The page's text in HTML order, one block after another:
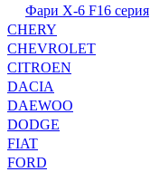
Фари X-6 F16 серия
CHERY
CHEVROLET
CITROEN
DACIA
DAEWOO
DODGE
FIAT
FORD